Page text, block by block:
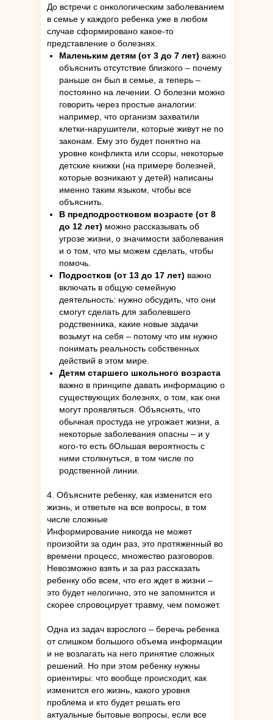
До встречи с онкологическим заболеванием
в семье у каждого ребенка уже в любом
случае сформировано какое-то
представление о болезнях.
Маленьким детям (от 3 до 7 лет) важно
объяснить отсутствие близкого – почему
раньше он был в семье, а теперь –
постоянно на лечении. О болезни можно
говорить через простые аналогии:
например, что организм захватили
клетки-нарушители, которые живут не по
законам. Ему это будет понятно на
уровне конфликта или ссоры, некоторые
детские книжки (на примере болезней,
которые возникают у детей) написаны
именно таким языком, чтобы все
объяснить.
В предподростковом возрасте (от 8
до 12 лет) можно рассказывать об
угрозе жизни, о значимости заболевания
и о том, что мы можем сделать, чтобы
помочь.
Подростков (от 13 до 17 лет) важно
включать в общую семейную
деятельность: нужно обсудить, что они
смогут сделать для заболевшего
родственника, какие новые задачи
возьмут на себя – потому что им нужно
понимать реальность собственных
действий в этом мире.
Детям старшего школьного возраста
важно в принципе давать информацию о
существующих болезнях, о том, как они
могут проявляться. Объяснять, что
обычная простуда не угрожает жизни, а
некоторые заболевания опасны – и у
кого-то есть бОльшая вероятность с
ними столкнуться, в том числе по
родственной линии.
4. Объясните ребенку, как изменится его
жизнь, и ответьте на все вопросы, в том
числе сложные
Информирование никогда не может
произойти за один раз, это протяженный во
времени процесс, множество разговоров.
Невозможно взять и за раз рассказать
ребенку обо всем, что его ждет в жизни –
это будет нелогично, это не запомнится и
скорее спровоцирует травму, чем поможет.
Одна из задач взрослого – беречь ребенка
от слишком большого объема информации
и не возлагать на него принятие сложных
решений. Но при этом ребенку нужны
ориентиры: что вообще происходит, как
изменится его жизнь, какого уровня
проблема и кто будет решать его
актуальные бытовые вопросы, если все